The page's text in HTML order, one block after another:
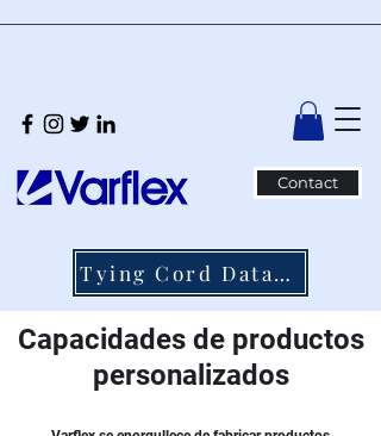
Contact
Tying Cord Datasheet
Capacidades de productos
personalizados